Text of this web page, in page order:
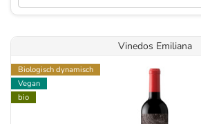
Vinedos Emiliana
Biologisch dynamisch
Vegan
bio